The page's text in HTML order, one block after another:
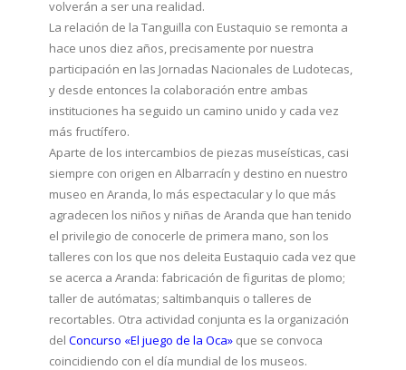
volverán a ser una realidad.
La relación de la Tanguilla con Eustaquio se remonta a
hace unos diez años, precisamente por nuestra
participación en las Jornadas Nacionales de Ludotecas,
y desde entonces la colaboración entre ambas
instituciones ha seguido un camino unido y cada vez
más fructífero.
Aparte de los intercambios de piezas museísticas, casi
siempre con origen en Albarracín y destino en nuestro
museo en Aranda, lo más espectacular y lo que más
agradecen los niños y niñas de Aranda que han tenido
el privilegio de conocerle de primera mano, son los
talleres con los que nos deleita Eustaquio cada vez que
se acerca a Aranda: fabricación de figuritas de plomo;
taller de autómatas; saltimbanquis o talleres de
recortables. Otra actividad conjunta es la organización
del Concurso «El juego de la Oca»que se convoca
coincidiendo con el día mundial de los museos.